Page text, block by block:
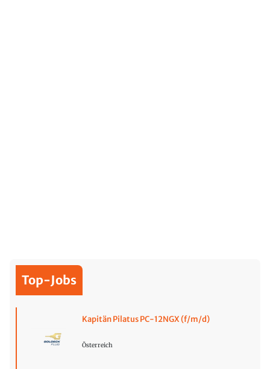
Top-Jobs
Kapitän Pilatus PC-12NGX (f/m/d)
Österreich